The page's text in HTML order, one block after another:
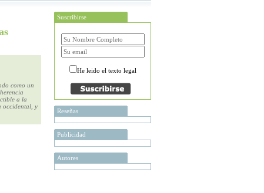
como un
a la
occidental, y
Suscribirse
He leido el texto legal
Reseñas
Publicidad
Autores